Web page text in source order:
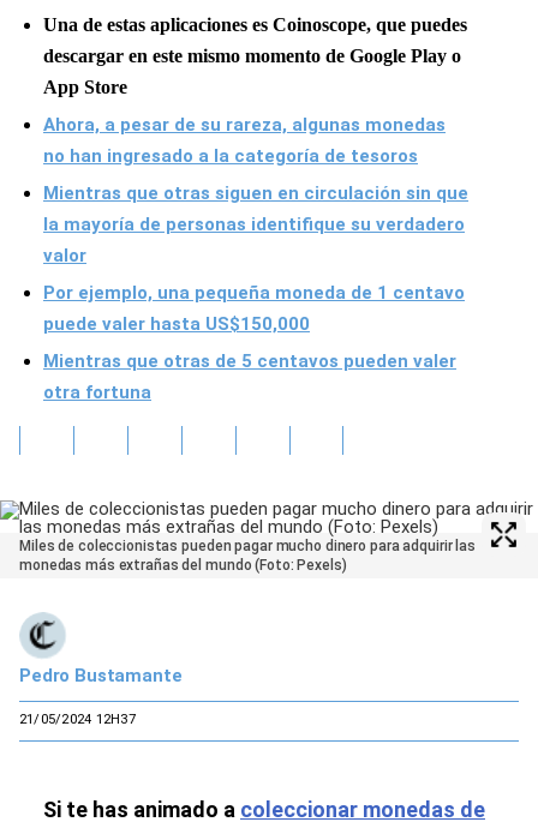
Una de estas aplicaciones es Coinoscope, que puedes
descargar en este mismo momento de Google Play o
App Store
Ahora, a pesar de su rareza, algunas monedas
no han ingresado a la categoría de tesoros
Mientras que otras siguen en circulación sin que
la mayoría de personas identifique su verdadero
valor
Por ejemplo, una pequeña moneda de 1 centavo
puede valer hasta US$150,000
Mientras que otras de 5 centavos pueden valer
otra fortuna
Miles de coleccionistas pueden pagar mucho dinero para adquirir las
monedas más extrañas del mundo (Foto: Pexels)
Pedro Bustamante
21/05/2024 12H37
Si te has animado a coleccionar monedas de